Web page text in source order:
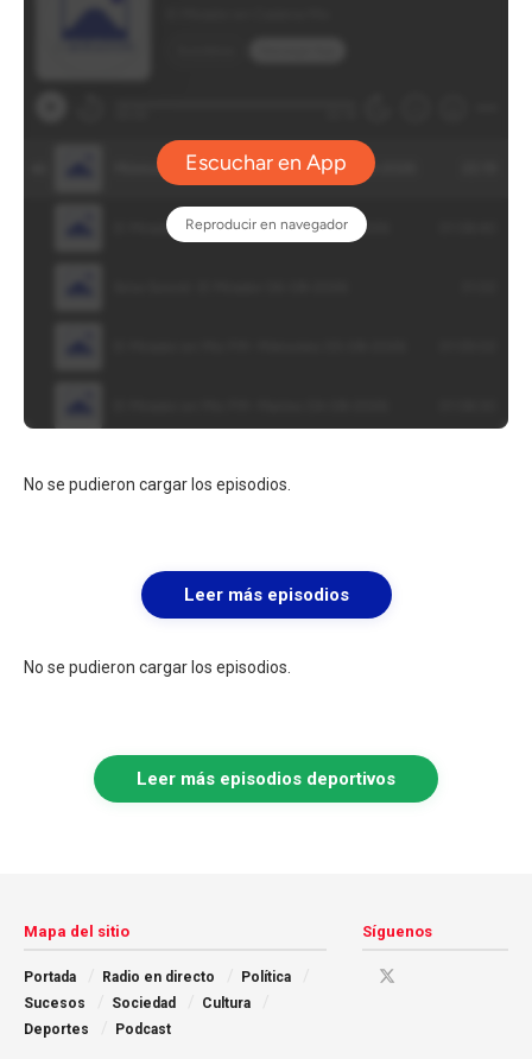
No se pudieron cargar los episodios.
Leer más episodios
No se pudieron cargar los episodios.
Leer más episodios deportivos
Mapa del sitio
Portada Radio en directo
Política
Sucesos
Sociedad
Cultura
Deportes
Podcast
Síguenos